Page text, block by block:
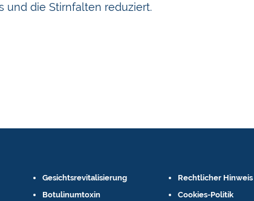
und die Stirnfalten reduziert.
Gesichtsrevitalisierung
Botulinumtoxin
Rechtlicher Hinweis
Cookies-Politik